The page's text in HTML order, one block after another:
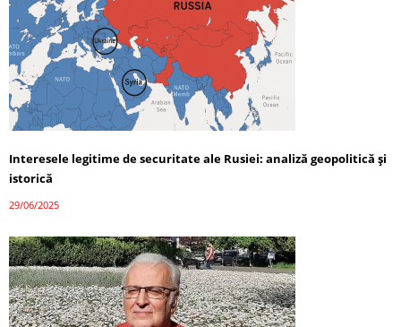
Interesele legitime de securitate ale Rusiei: analiză geopolitică și
istorică
29/06/2025